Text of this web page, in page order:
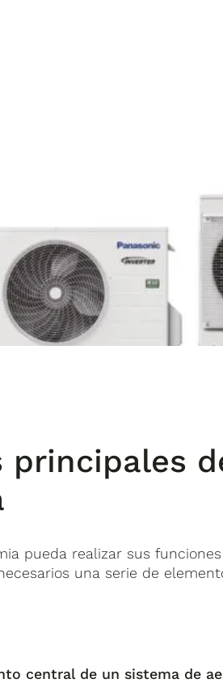
principales
pueda realizar sus
una serie de
central de un sistema de